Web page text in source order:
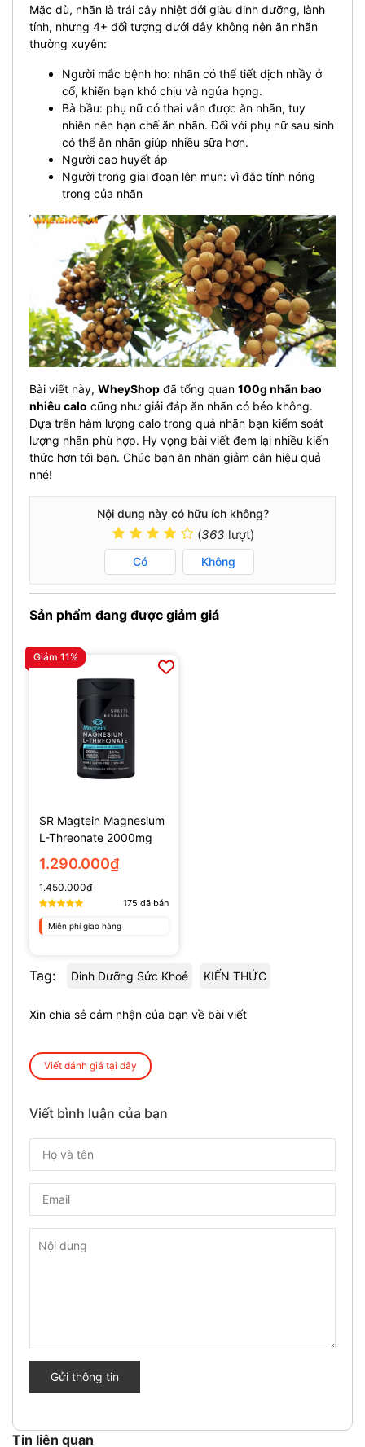
Mặc dù, nhãn là trái cây nhiệt đới giàu dinh dưỡng, lành
tính, nhưng 4+ đối tượng dưới đây không nên ăn nhãn
thường xuyên:
Người mắc bệnh ho: nhãn có thể tiết dịch nhầy ở
cổ, khiến bạn khó chịu và ngứa họng.
Bà bầu: phụ nữ có thai vẫn được ăn nhãn, tuy
nhiên nên hạn chế ăn nhãn. Đối với phụ nữ sau sinh
có thể ăn nhãn giúp nhiều sữa hơn.
Người cao huyết áp
Người trong giai đoạn lên mụn: vì đặc tính nóng
trong của nhãn
Bài viết này, WheyShop đã tổng quan 100g nhãn bao
nhiêu calo cũng như giải đáp ăn nhãn có béo không.
Dựa trên hàm lượng calo trong quả nhãn bạn kiểm soát
lượng nhãn phù hợp. Hy vọng bài viết đem lại nhiều kiến
thức hơn tới bạn. Chúc bạn ăn nhãn giảm cân hiệu quả
nhé!
Nội dung này có hữu ích không?
(363 lượt)
Có Không
Sản phẩm đang được giảm giá
Giảm 11%
SR Magtein Magnesium
L-Threonate 2000mg
(135 Viên)
1.290.000₫
1.450.000₫
175 đã bán
Miễn phí giao hàng
Tag: Dinh Dưỡng Sức Khoẻ KIẾN THỨC
Xin chia sẻ cảm nhận của bạn về bài viết
Viết đánh giá tại đây
Viết bình luận của bạn
Gửi thông tin
Tin liên quan